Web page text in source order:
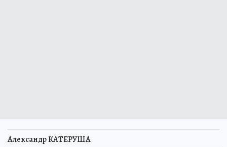
Александр КАТЕРУША